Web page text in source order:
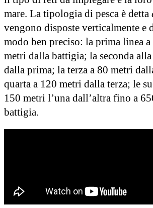
mare. La tipologia di pesca è detta
vengono disposte verticalmente e
modo ben preciso: la prima linea
metri dalla battigia; la seconda alla
dalla prima; la terza a 80 metri
quarta a 120 metri dalla terza; le
150 metri l’una dall’altra fino a
battigia.